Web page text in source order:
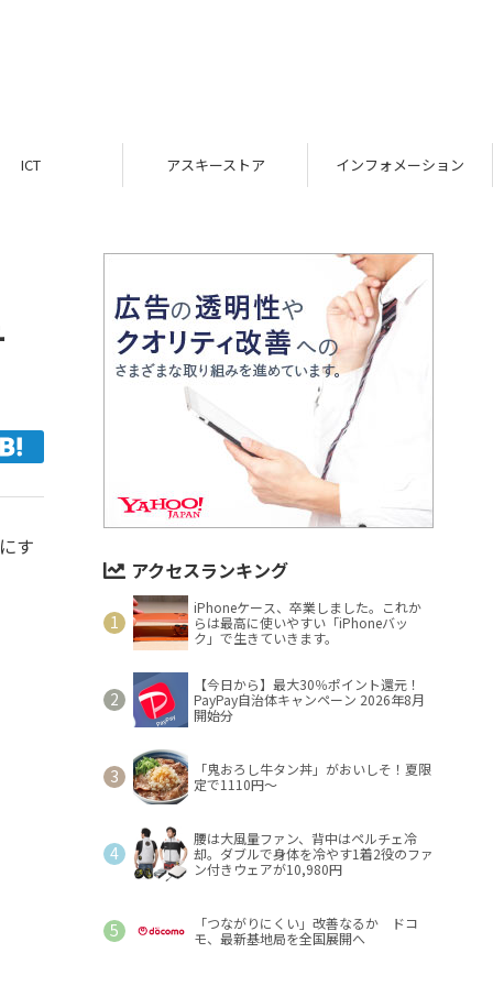
ICT アスキーストア インフォメーション
す
アクセスランキング
iPhoneケース、卒業しました。これか
らは最高に使いやすい「iPhoneバッ
ク」で生きていきます。
【今日から】最大30％ポイント還元！
PayPay自治体キャンペーン 2026年8月
開始分
「鬼おろし牛タン丼」がおいしそ！夏限
定で1110円～
腰は大風量ファン、背中はペルチェ冷
却。ダブルで身体を冷やす1着2役のファ
ン付きウェアが10,980円
「つながりにくい」改善なるか ドコ
モ、最新基地局を全国展開へ